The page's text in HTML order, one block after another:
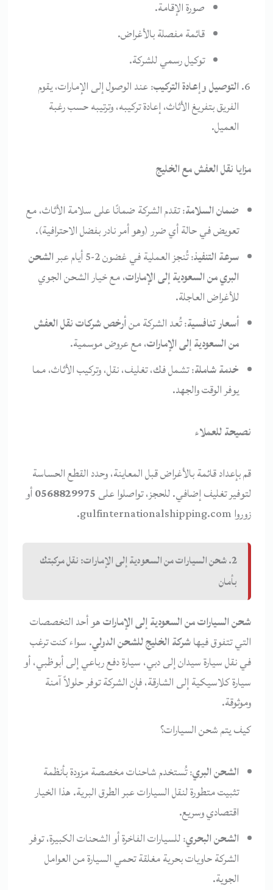
صورة الإقامة.
قائمة مفصلة بالأغراض.
توكيل رسمي للشركة.
التوصيل وإعادة التركيب: عند الوصول إلى الإمارات، يقوم
الفريق بتفريغ الأثاث، إعادة تركيبه، وترتيبه حسب رغبة
العميل.
مزايا نقل العفش مع الخليج
ضمان السلامة: تقدم الشركة ضمانًا على سلامة الأثاث، مع
تعويض في حالة أي ضرر (وهو أمر نادر بفضل الاحترافية).
سرعة التنفيذ: تُنجز العملية في غضون 2-5 أيام عبر
الشحن
البري من السعودية إلى الإمارات، مع خيار الشحن الجوي
للأغراض العاجلة.
أسعار تنافسية: تُعد الشركة منأرخص شركات نقل العفش
من السعودية إلى الإمارات، مع عروض موسمية.
خدمة شاملة: تشمل فك، تغليف، نقل، وتركيب الأثاث، مما
يوفر الوقت والجهد.
نصيحة للعملاء
قم بإعداد قائمة بالأغراض قبل المعاينة، وحدد القطع الحساسة
لتوفير تغليف إضافي. للحجز، تواصلوا على0568829975أو
زوروا gulfinternationalshipping.com.
2. شحن السيارات من السعودية إلى الإمارات: نقل مركبتك
بأمان
شحن السيارات من السعودية إلى الإماراتهو أحد التخصصات
التي تتفوق فيهاشركة الخليج للشحن الدولي. سواء كنت ترغب
في نقل سيارة سيدان إلى دبي، سيارة دفع رباعي إلى أبوظبي، أو
سيارة كلاسيكية إلى الشارقة، فإن الشركة توفر حلولاً آمنة
وموثوقة.
كيف يتم شحن السيارات؟
الشحن البري: تُستخدم شاحنات مخصصة مزودة بأنظمة
تثبيت متطورة لنقل السيارات عبر الطرق البرية. هذا الخيار
اقتصادي وسريع.
الشحن البحري: للسيارات الفاخرة أو الشحنات الكبيرة، توفر
الشركة حاويات بحرية مغلقة تحمي السيارة من العوامل
الجوية.